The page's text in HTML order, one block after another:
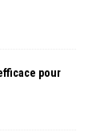
pour